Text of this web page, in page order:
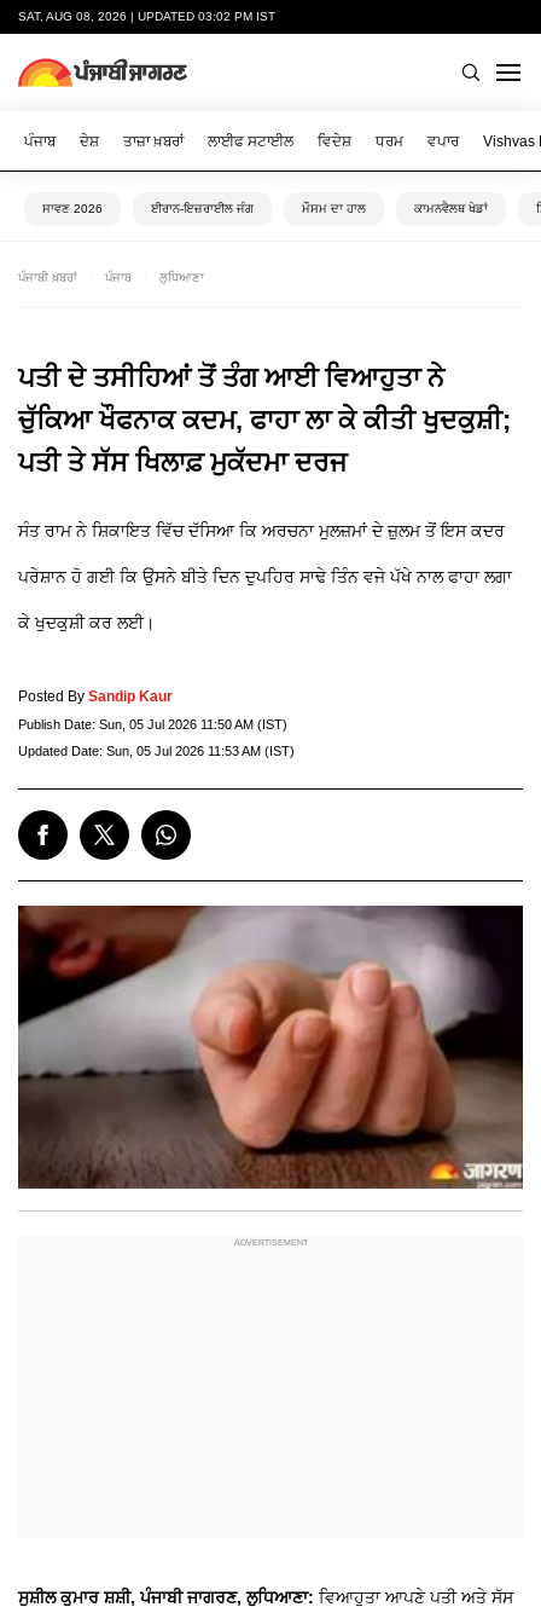
SAT, AUG 08, 2026 | UPDATED 03:02 PM IST
ਪੰਜਾਬ ਦੇਸ਼ ਤਾਜ਼ਾ ਖ਼ਬਰਾਂ ਲਾਈਫ ਸਟਾਈਲ ਵਿਦੇਸ਼ ਧਰਮ ਵਪਾਰ Vishvas
ਸਾਵਣ 2026 ਈਰਾਨ-ਇਜ਼ਰਾਈਲ ਜੰਗ ਮੌਸਮ ਦਾ ਹਾਲ ਕਾਮਨਵੈਲਥ ਖੇਡਾਂ
ਪੰਜਾਬੀ ਖ਼ਬਰਾਂ ਪੰਜਾਬ ਲੁਧਿਆਣਾ
ਪਤੀ ਦੇ ਤਸੀਹਿਆਂ ਤੋਂ ਤੰਗ ਆਈ ਵਿਆਹੁਤਾ ਨੇ
ਚੁੱਕਿਆ ਖੌਫਨਾਕ ਕਦਮ, ਫਾਹਾ ਲਾ ਕੇ ਕੀਤੀ ਖੁਦਕੁਸ਼ੀ;
ਪਤੀ ਤੇ ਸੱਸ ਖਿਲਾਫ਼ ਮੁਕੱਦਮਾ ਦਰਜ
ਸੰਤ ਰਾਮ ਨੇ ਸ਼ਿਕਾਇਤ ਵਿੱਚ ਦੱਸਿਆ ਕਿ ਅਰਚਨਾ ਮੁਲਜ਼ਮਾਂ ਦੇ ਜ਼ੁਲਮ ਤੋਂ ਇਸ ਕਦਰ
ਪਰੇਸ਼ਾਨ ਹੋ ਗਈ ਕਿ ਉਸਨੇ ਬੀਤੇ ਦਿਨ ਦੁਪਹਿਰ ਸਾਢੇ ਤਿੰਨ ਵਜੇ ਪੱਖੇ ਨਾਲ ਫਾਹਾ ਲਗਾ
ਕੇ ਖੁਦਕੁਸ਼ੀ ਕਰ ਲਈ।
Posted By Sandip Kaur
Publish Date: Sun, 05 Jul 2026 11:50 AM (IST)
Updated Date: Sun, 05 Jul 2026 11:53 AM (IST)
ਸੁਸ਼ੀਲ ਕੁਮਾਰ ਸ਼ਸ਼ੀ, ਪੰਜਾਬੀ ਜਾਗਰਣ, ਲੁਧਿਆਣਾ: ਵਿਆਹੁਤਾ ਆਪਣੇ ਪਤੀ ਅਤੇ ਸੱਸ